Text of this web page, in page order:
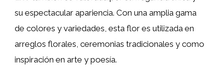
su espectacular apariencia. Con una amplia gama
de colores y variedades, esta flor es utilizada en
arreglos florales, ceremonias tradicionales y como
inspiración en arte y poesía.